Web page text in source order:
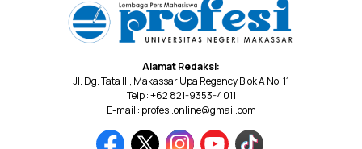
Alamat Redaksi:
Jl. Dg. Tata III, Makassar Upa Regency Blok A No. 11
Telp : +62 821-9353-4011
E-mail : profesi.online@gmail.com